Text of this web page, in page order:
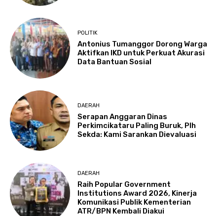
POLITIK
Antonius Tumanggor Dorong Warga
Aktifkan IKD untuk Perkuat Akurasi
Data Bantuan Sosial
DAERAH
Serapan Anggaran Dinas
Perkimcikataru Paling Buruk, Plh
Sekda: Kami Sarankan Dievaluasi
DAERAH
Raih Popular Government
Institutions Award 2026, Kinerja
Komunikasi Publik Kementerian
ATR/BPN Kembali Diakui